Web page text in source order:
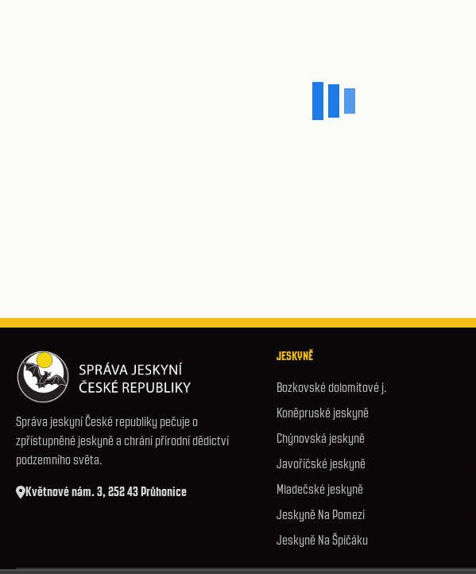
Správa jeskyní České republiky pečuje o
zpřístupněné jeskyně a chrání přírodní dědictví
podzemního světa.
Květnové nám. 3, 252 43 Průhonice
JESKYNĚ
Bozkovské dolomitové j.
Koněpruské jeskyně
Chýnovská jeskyně
Javoříčské jeskyně
Mladečské jeskyně
Jeskyně Na Pomezí
Jeskyně Na Špičáku